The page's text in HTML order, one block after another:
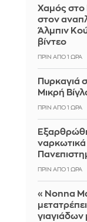
Χαμός στο
στον
Άλμπιν
βίντεο
ΠΡΙΝ ΑΠΌ 1 ΏΡΑ
Πυρκαγιά
Μικρή
ΠΡΙΝ ΑΠΌ 1 ΏΡΑ
ΠΡΙΝ ΑΠΌ 1 ΏΡΑ
«Nonna